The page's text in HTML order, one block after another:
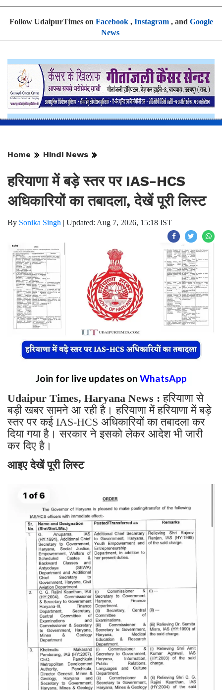
Follow UdaipurTimes on Facebook, Instagram, and Google
News
Home Hindi News
हरियाणा में बड़े स्तर पर IAS-HCS
अधिकारियों का तबादला, देखें पूरी लिस्ट
By Sonika Singh | Updated: Aug 7, 2026, 15:18 IST
Join for live updates on WhatsApp
Udaipur Times, Haryana News : हरियाणा से
बड़ी खबर सामने आ रही है। हरियाणा में हरियाणा में बड़े
स्तर पर कई IAS-HCS अधिकारियों का तबादला कर
दिया गया है। सरकार ने इसको लेकर आदेश भी जारी
कर दिए है।
आइए देखें पूरी लिस्ट